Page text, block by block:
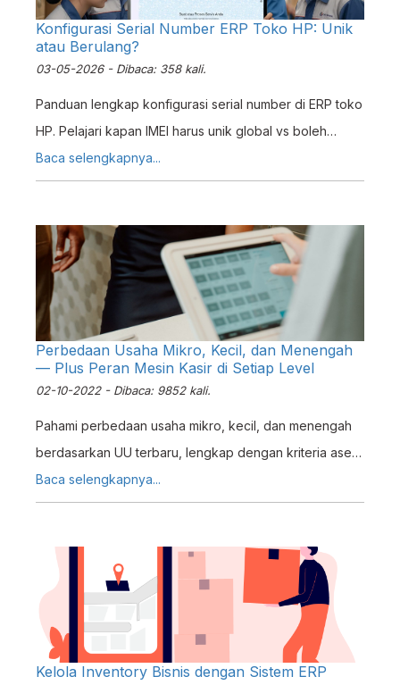
Konfigurasi Serial Number ERP Toko HP: Unik
atau Berulang?
03-05-2026 - Dibaca: 358 kali.
Panduan lengkap konfigurasi serial number di ERP toko
HP. Pelajari kapan IMEI harus unik global vs boleh
berulang untuk toko baru dan bekas.
Baca selengkapnya...
Perbedaan Usaha Mikro, Kecil, dan Menengah
— Plus Peran Mesin Kasir di Setiap Level
02-10-2022 - Dibaca: 9852 kali.
Pahami perbedaan usaha mikro, kecil, dan menengah
berdasarkan UU terbaru, lengkap dengan kriteria aset,
modal, dan peran mesin kasir untuk tiap level bisnis.
Baca selengkapnya...
Kelola Inventory Bisnis dengan Sistem ERP